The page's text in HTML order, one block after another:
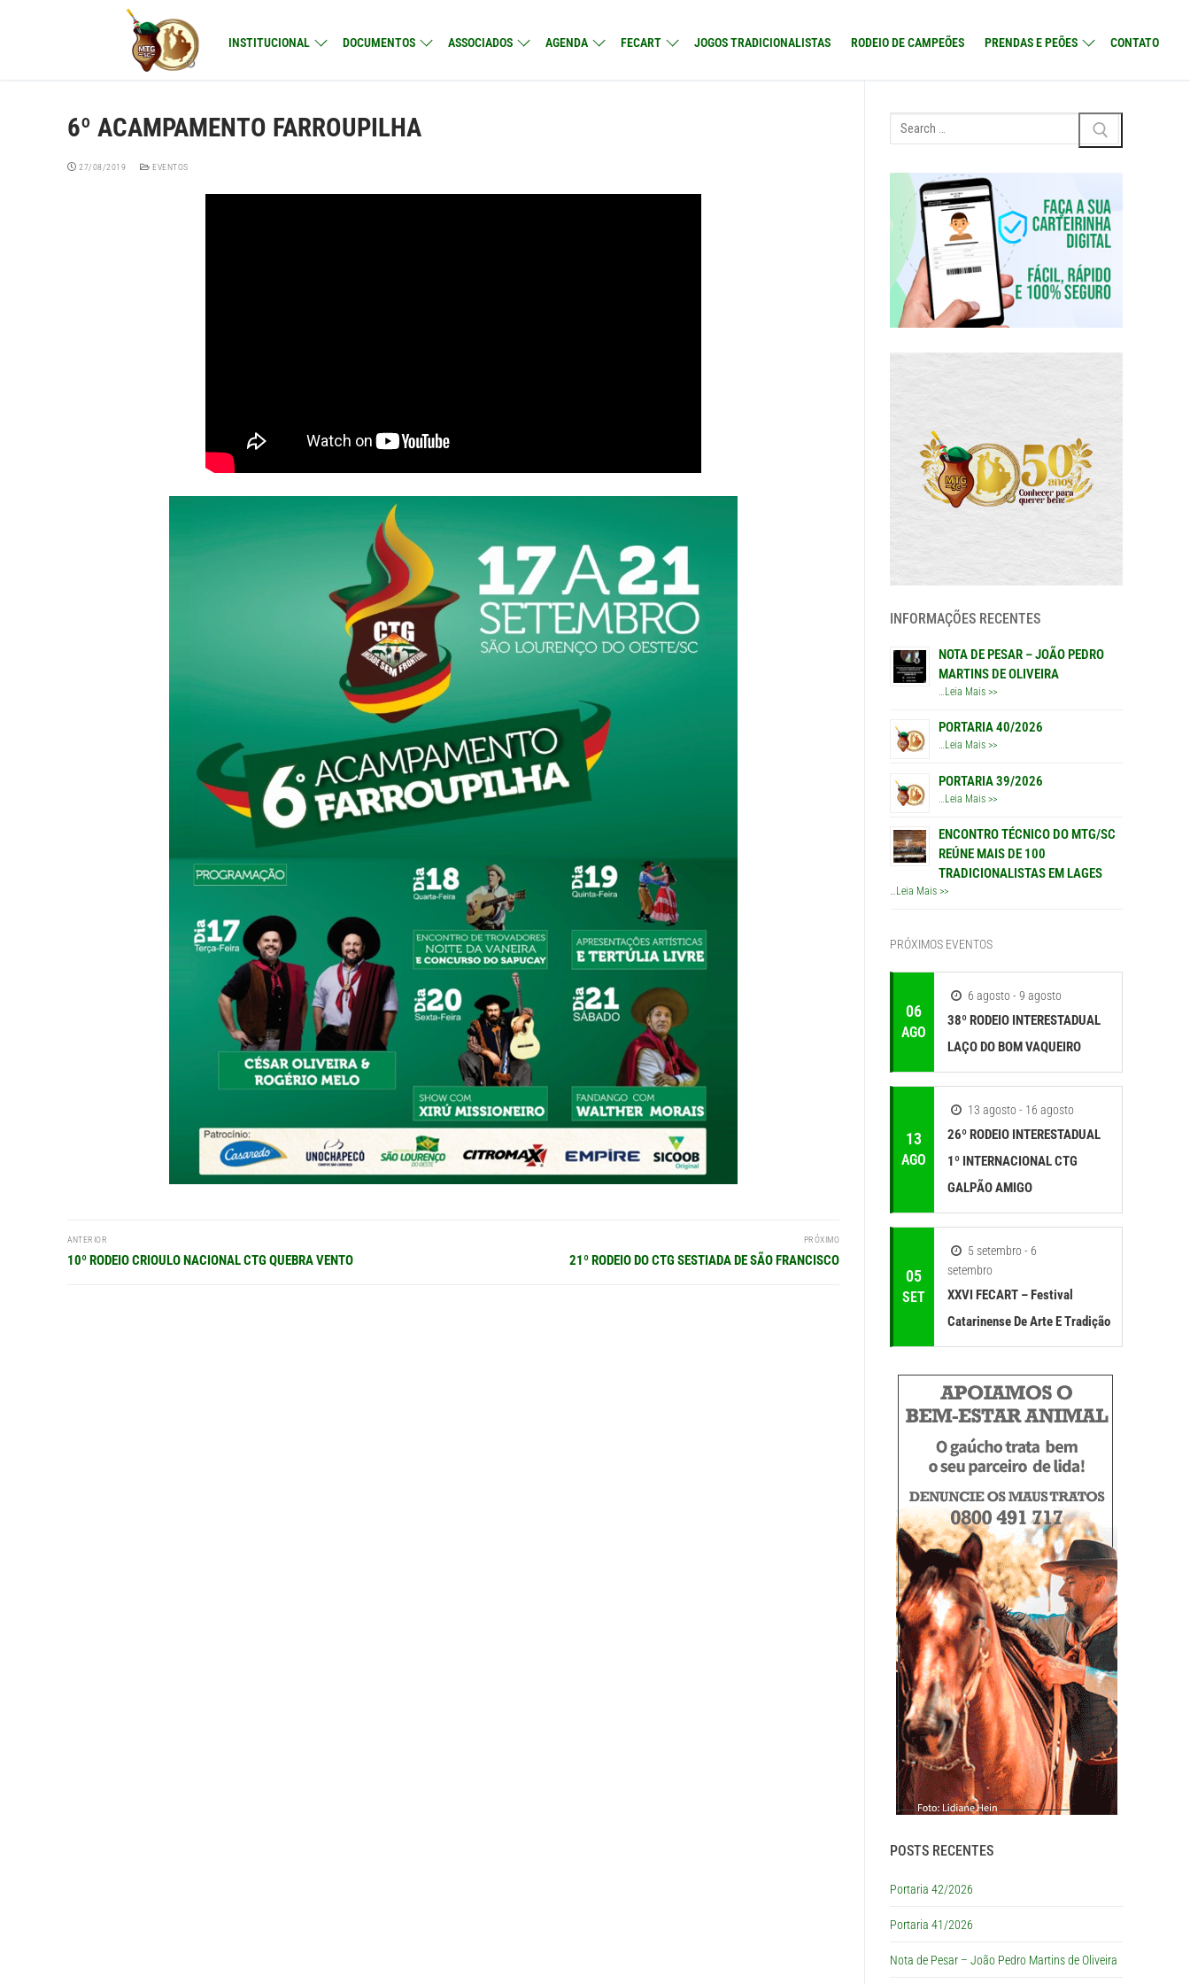
INSTITUCIONAL DOCUMENTOS ASSOCIADOS AGENDA FECART JOGOS TRADICIONALISTAS RODEIO DE CAMPEÕES PRENDAS E PEÕES CONTATO
6º ACAMPAMENTO FARROUPILHA
27/08/2019 EVENTOS
Navegação
de
ANTERIOR
Post
10º RODEIO CRIOULO NACIONAL CTG QUEBRA VENTO
PRÓXIMO
Próximo
21º RODEIO DO CTG SESTIADA DE SÃO FRANCISCO
Pesquisar
por:
INFORMAÇÕES RECENTES
NOTA DE PESAR – JOÃO PEDRO
MARTINS DE OLIVEIRA
…Leia Mais >>
PORTARIA 40/2026
…Leia Mais >>
PORTARIA 39/2026
Leia Mais >>
ENCONTRO TÉCNICO DO MTG/SC
REÚNE MAIS DE 100
TRADICIONALISTAS EM LAGES
…Leia Mais >>
PRÓXIMOS EVENTOS
06
AGO
6 agosto - 9 agosto
38º RODEIO INTERESTADUAL
LAÇO DO BOM VAQUEIRO
13
AGO
13 agosto - 16 agosto
26º RODEIO INTERESTADUAL
1º INTERNACIONAL CTG
GALPÃO AMIGO
05
SET
5 setembro - 6
setembro
XXVI FECART – Festival
Catarinense De Arte E Tradição
POSTS RECENTES
Portaria 42/2026
Portaria 41/2026
Nota de Pesar – João Pedro Martins de Oliveira